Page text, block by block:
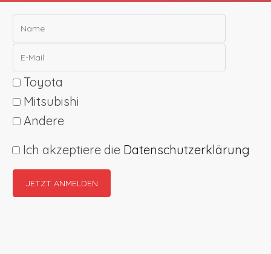
Toyota
Mitsubishi
Andere
Ich akzeptiere die Datenschutzerklärung